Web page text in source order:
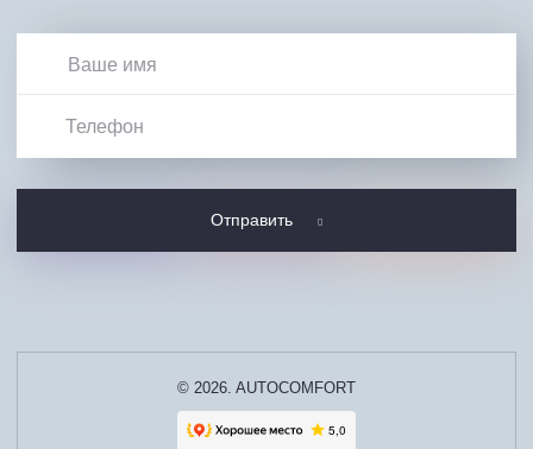
Отправить
© 2026. AUTOCOMFORT